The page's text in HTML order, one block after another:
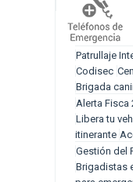
Patrullaje
Codisec
Brigada
Alerta Fisca
Libera tu
itinerante
Gestión del
Brigadistas